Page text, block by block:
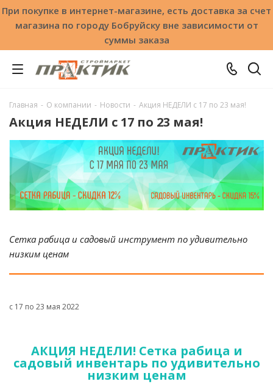
При покупке в интернет-магазине, есть доставка за счет
магазина по городу Бобруйску вне зависимости от
суммы заказа
Главная - О компании - Новости - Акция НЕДЕЛИ с 17 по 23 мая!
Акция НЕДЕЛИ с 17 по 23 мая!
Сетка рабица и садовый инструмент по удивительно
низким ценам
с 17 по 23 мая 2022
АКЦИЯ НЕДЕЛИ! Сетка рабица и
садовый инвентарь по удивительно
низким ценам